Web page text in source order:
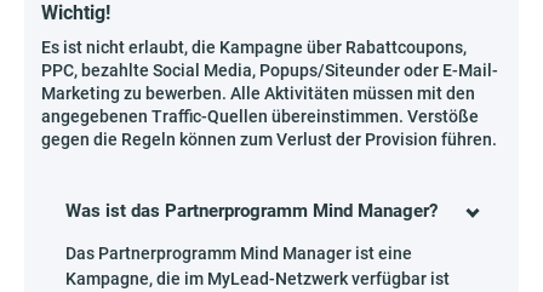
Wichtig!
Es ist nicht erlaubt, die Kampagne über Rabattcoupons,
PPC, bezahlte Social Media, Popups/Siteunder oder E-Mail-
Marketing zu bewerben. Alle Aktivitäten müssen mit den
angegebenen Traffic-Quellen übereinstimmen. Verstöße
gegen die Regeln können zum Verlust der Provision führen.
Was ist das Partnerprogramm Mind Manager?
Das Partnerprogramm Mind Manager ist eine
Kampagne, die im MyLead-Netzwerk verfügbar ist